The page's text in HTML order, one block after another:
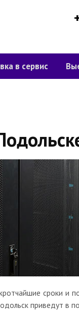
в сервис
сроки и
приведут в